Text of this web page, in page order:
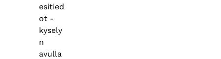
esitied
ot -
kysely
n
avulla